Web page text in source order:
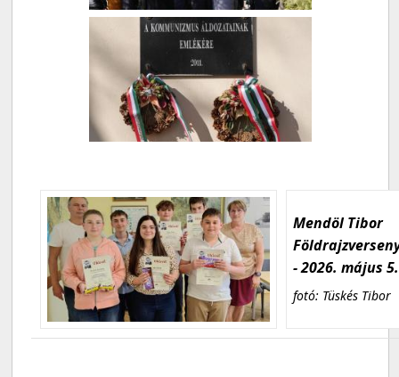
Mendöl Tibor
- 2026. május 5.
fotó: Tüskés Tibor